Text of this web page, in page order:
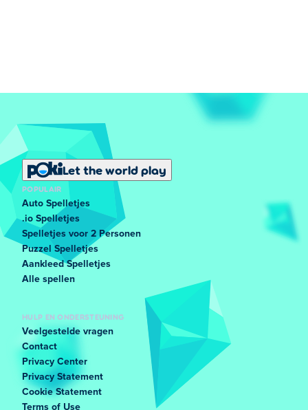
Let the world play
POPULAIR
Auto Spelletjes
.io Spelletjes
Spelletjes voor 2 Personen
Puzzel Spelletjes
Aankleed Spelletjes
Alle spellen
HULP EN ONDERSTEUNING
Veelgestelde vragen
Contact
Privacy Center
Privacy Statement
Cookie Statement
Terms of Use